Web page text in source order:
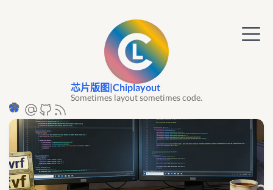
芯片版图|Chiplayout
Sometimes layout sometimes code.